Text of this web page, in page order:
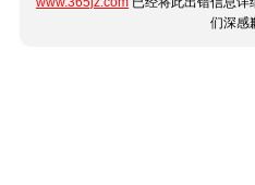
们深感